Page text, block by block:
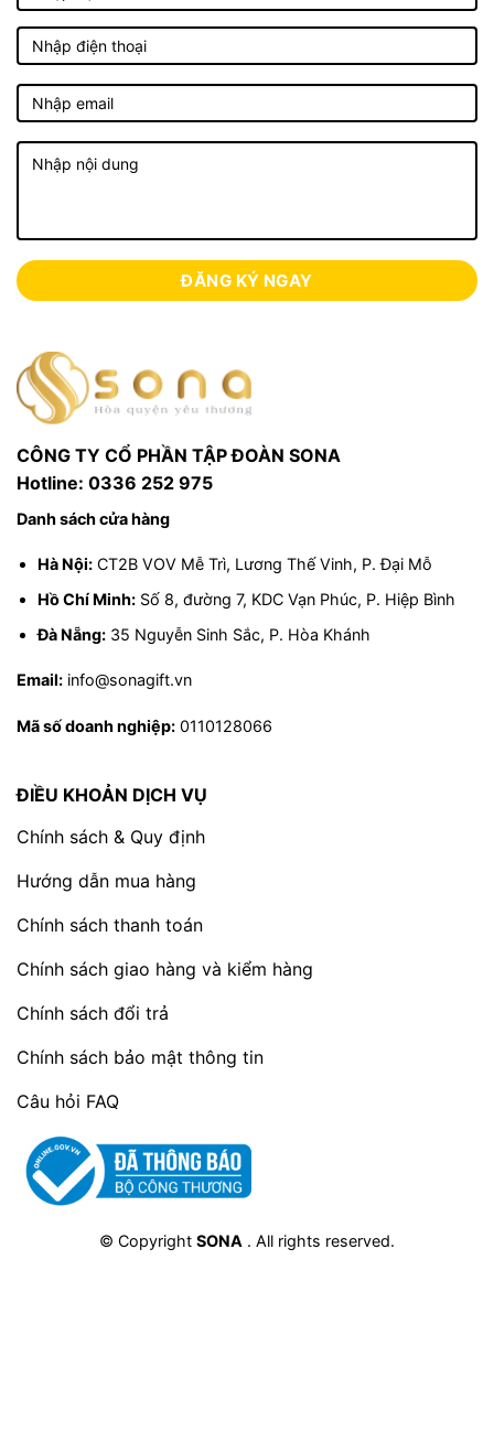
thực phẩm.
Dùng trong thời gian khuyến nghị để đảm bảo
Rượu mơ chỉ dùng cho người trên 18 tuổi, vui
lòng sử dụng có chừng mực.
cùng SONA:
1. Mở hộp quà:
Ngắm nhìn sắc xanh của mùa xuân và dáng
ngựa tung vó – biểu tượng cho hành trình mới
đầy may mắn và khởi sắc.
2. Sử dụng sản phẩm:
Bánh kẹo, hạt dinh dưỡng: Dùng trực tiếp
hoặc đãi khách đầu xuân.
Trà: Pha nóng theo hướng dẫn để cảm nhận vị
Rượu mơ: Ướp lạnh nhẹ trước khi thưởng
Trái cây sấy: Dùng liền hoặc kết hợp với trà,
cà phê.
3. Gợi ý sử dụng:
Biếu tặng: Thay lời chúc “Mã Phi Xuân – Vạn
quầy lễ tân, mang sắc xuân tươi mới vào
không gian.
Thông tin thêm:
SONA miễn phí thiết kế riêng & in logo doanh
nghiệp.
nghiệp.
CÔNG TY CỔ PHẦN TẬP ĐOÀN SONA
Hotline: 0336 252 975
Danh sách cửa hàng
Hà Nội:CT2B VOV Mễ Trì, Lương Thế Vinh, P. Đại Mỗ
Hồ Chí Minh:Số 8, đường 7, KDC Vạn Phúc, P. Hiệp Bình
Đà Nẵng:35 Nguyễn Sinh Sắc, P. Hòa Khánh
Email: info@sonagift.vn
Mã số doanh nghiệp: 0110128066
ĐIỀU KHOẢN DỊCH VỤ
Chính sách & Quy định
Hướng dẫn mua hàng
Chính sách thanh toán
Chính sách giao hàng và kiểm hàng
Chính sách đổi trả
Chính sách bảo mật thông tin
Câu hỏi FAQ
© Copyright SONA . All rights reserved.